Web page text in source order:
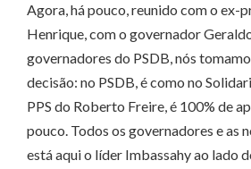
Agora, há pouco, reunido com o ex-
Henrique, com o governador
governadores do PSDB, nós
decisão: no PSDB, é como no
PPS do Roberto Freire, é 100% de
pouco. Todos os governadores e as
está aqui o líder Imbassahy ao lado